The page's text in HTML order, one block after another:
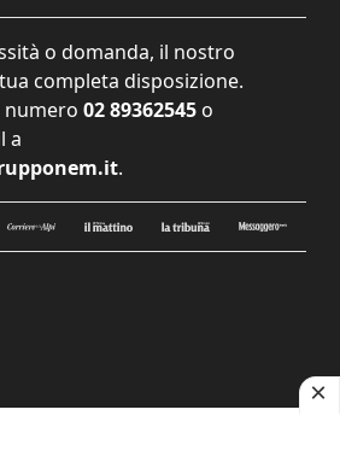
o domanda, il nostro
completa disposizione.
numero 02 89362545 o
a
.